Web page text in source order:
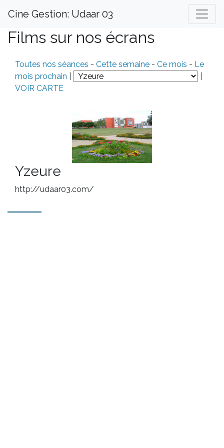
Cine Gestion: Udaar 03
Films sur nos écrans
Toutes nos séances - Cette semaine - Ce mois - Le
mois prochain
VOIR CARTE
Yzeure
http://udaar03.com/